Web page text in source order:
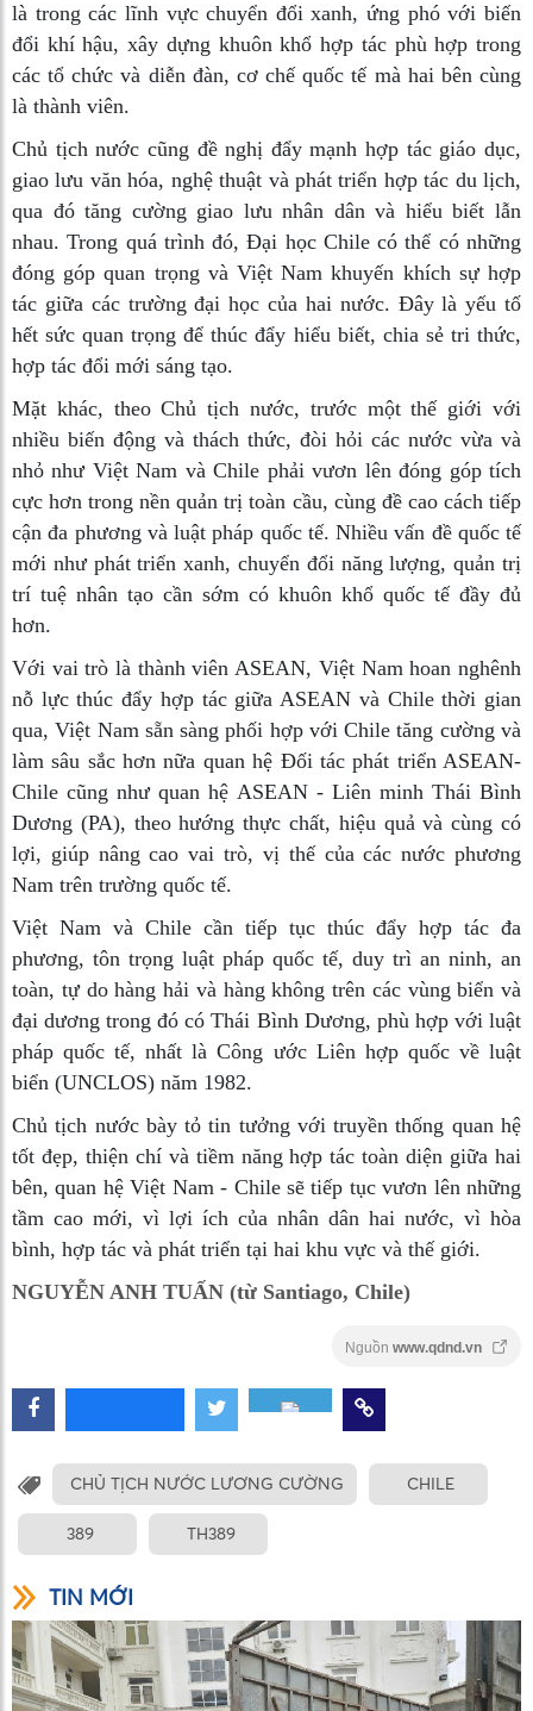
là trong các lĩnh vực chuyển đổi xanh, ứng phó với biến
đổi khí hậu, xây dựng khuôn khổ hợp tác phù hợp trong
các tổ chức và diễn đàn, cơ chế quốc tế mà hai bên cùng
là thành viên.
Chủ tịch nước cũng đề nghị đẩy mạnh hợp tác giáo dục,
giao lưu văn hóa, nghệ thuật và phát triển hợp tác du lịch,
qua đó tăng cường giao lưu nhân dân và hiểu biết lẫn
nhau. Trong quá trình đó, Đại học Chile có thể có những
đóng góp quan trọng và Việt Nam khuyến khích sự hợp
tác giữa các trường đại học của hai nước. Đây là yếu tố
hết sức quan trọng để thúc đẩy hiểu biết, chia sẻ tri thức,
hợp tác đổi mới sáng tạo.
Mặt khác, theo Chủ tịch nước, trước một thế giới với
nhiều biến động và thách thức, đòi hỏi các nước vừa và
nhỏ như Việt Nam và Chile phải vươn lên đóng góp tích
cực hơn trong nền quản trị toàn cầu, cùng đề cao cách tiếp
cận đa phương và luật pháp quốc tế. Nhiều vấn đề quốc tế
mới như phát triển xanh, chuyển đổi năng lượng, quản trị
trí tuệ nhân tạo cần sớm có khuôn khổ quốc tế đầy đủ
hơn.
Với vai trò là thành viên ASEAN, Việt Nam hoan nghênh
nỗ lực thúc đẩy hợp tác giữa ASEAN và Chile thời gian
qua, Việt Nam sẵn sàng phối hợp với Chile tăng cường và
làm sâu sắc hơn nữa quan hệ Đối tác phát triển ASEAN-
Chile cũng như quan hệ ASEAN - Liên minh Thái Bình
Dương (PA), theo hướng thực chất, hiệu quả và cùng có
lợi, giúp nâng cao vai trò, vị thế của các nước phương
Nam trên trường quốc tế.
Việt Nam và Chile cần tiếp tục thúc đẩy hợp tác đa
phương, tôn trọng luật pháp quốc tế, duy trì an ninh, an
toàn, tự do hàng hải và hàng không trên các vùng biển và
đại dương trong đó có Thái Bình Dương, phù hợp với luật
pháp quốc tế, nhất là Công ước Liên hợp quốc về luật
biển (UNCLOS) năm 1982.
Chủ tịch nước bày tỏ tin tưởng với truyền thống quan hệ
tốt đẹp, thiện chí và tiềm năng hợp tác toàn diện giữa hai
bên, quan hệ Việt Nam - Chile sẽ tiếp tục vươn lên những
tầm cao mới, vì lợi ích của nhân dân hai nước, vì hòa
bình, hợp tác và phát triển tại hai khu vực và thế giới.
NGUYỄN ANH TUẤN (từ Santiago, Chile)
Nguồn www.qdnd.vn
CHỦ TỊCH NƯỚC LƯƠNG CƯỜNG CHILE
389 TH389
TIN MỚI